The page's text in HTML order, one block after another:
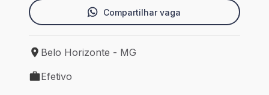
Compartilhar vaga
Local de trabalho: Belo Horizonte - MG
Belo Horizonte - MG
Tipo de vaga: Efetivo
Efetivo